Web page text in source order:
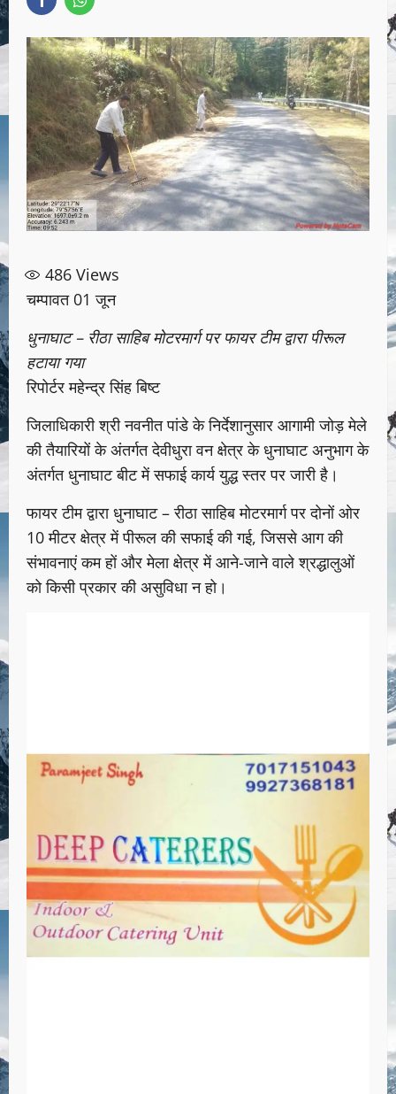
486 Views
चम्पावत 01 जून
धुनाघाट – रीठा साहिब मोटरमार्ग पर फायर टीम द्वारा पीरूल
हटाया गया
रिपोर्टर महेन्द्र सिंह बिष्ट
जिलाधिकारी श्री नवनीत पांडे के निर्देशानुसार आगामी जोड़ मेले
की तैयारियों के अंतर्गत देवीधुरा वन क्षेत्र के धुनाघाट अनुभाग के
अंतर्गत धुनाघाट बीट में सफाई कार्य युद्ध स्तर पर जारी है।
फायर टीम द्वारा धुनाघाट – रीठा साहिब मोटरमार्ग पर दोनों ओर
10 मीटर क्षेत्र में पीरूल की सफाई की गई, जिससे आग की
संभावनाएं कम हों और मेला क्षेत्र में आने-जाने वाले श्रद्धालुओं
को किसी प्रकार की असुविधा न हो।